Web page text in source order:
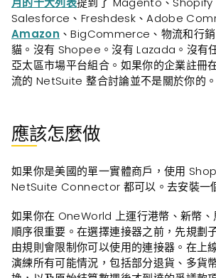
Salesforce、Freshdesk、Adobe
Amazon 、BigCommerce、物流和行
貓。沒有 Shopee。沒有 Lazada。沒有
亞太區市場平台組合。如果你的企業註冊
流的 NetSuite 整合討論並不是關於你的。
應該怎麼做
如果你是美國的單一實體商戶，使用
NetSuite Connector 都可以。去安裝一
如果你在 OneWorld 上運行港幣、新幣
順序很重要。在選擇連接器之前，先規劃
由規則會限制你可以使用的連接器。在上
演練所有可能情況，包括部分退貨、多貨